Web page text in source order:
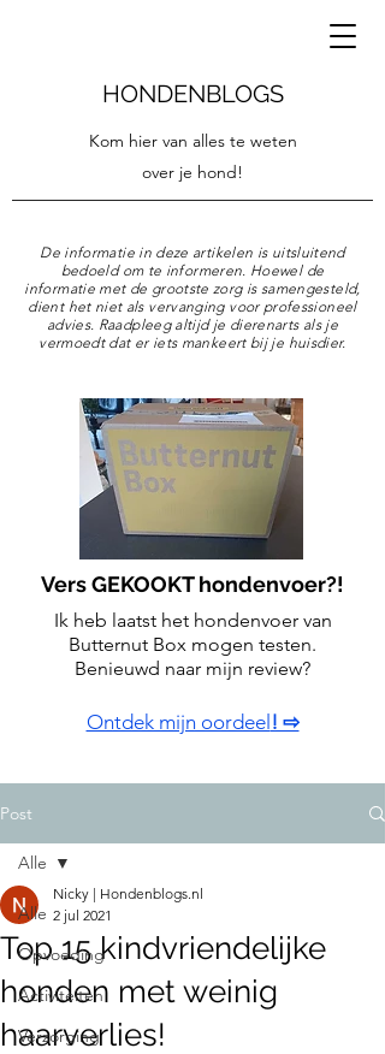
HONDENBLOGS
Kom hier van alles te weten
over je hond!
De informatie in deze artikelen is uitsluitend
bedoeld om te informeren. Hoewel de
informatie met de grootste zorg is samengesteld,
dient het niet als vervanging voor professioneel
advies. Raadpleeg altijd je dierenarts als je
vermoedt dat er iets mankeert bij je huisdier.
Vers GEKOOKT hondenvoer?!
Ik heb laatst het hondenvoer van
Butternut Box mogen testen.
Benieuwd naar mijn review?
Ontdek mijn oordeel ! ⇨
Post
Alle
Opvoeding
Activiteiten
Verzorging
Alle
Top 15 kindvriendelijke
honden met weinig
haarverlies!
Nicky | Hondenblogs.nl
2 jul 2021